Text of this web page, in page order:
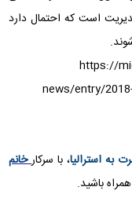
است که احتمال دارد
https://
news/entry/
به استرالیا، با سرکار خانم
همراه باشید.